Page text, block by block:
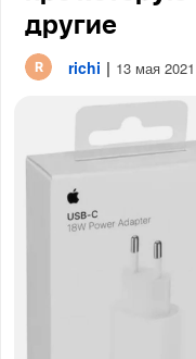
другие
richi | 13 мая 2021